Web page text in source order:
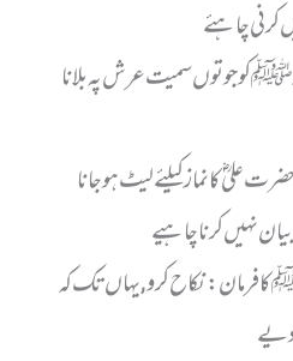
چاہئے
نہیں کرنا چاہیے
کا فرمان: نکاح کرو, یہاں تک کہ